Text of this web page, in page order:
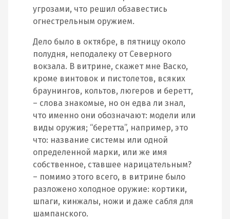
угрозами, что решил обзавестись
огнестрельным оружием.
Дело было в октябре, в пятницу около
полудня, неподалеку от Северного
вокзала. В витрине, скажет мне Васко,
кроме винтовок и пистолетов, всяких
браунингов, кольтов, люгеров и беретт,
– слова знакомые, но он едва ли знал,
что именно они обозначают: модели или
виды оружия; “беретта”, например, это
что: название системы или одной
определенной марки, или же имя
собственное, ставшее нарицательным?
– помимо этого всего, в витрине было
разложено холодное оружие: кортики,
шпаги, кинжалы, ножи и даже сабля для
шампанского.